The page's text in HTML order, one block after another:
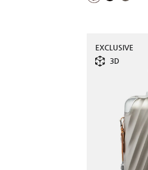
EXCLUSIVE
3D